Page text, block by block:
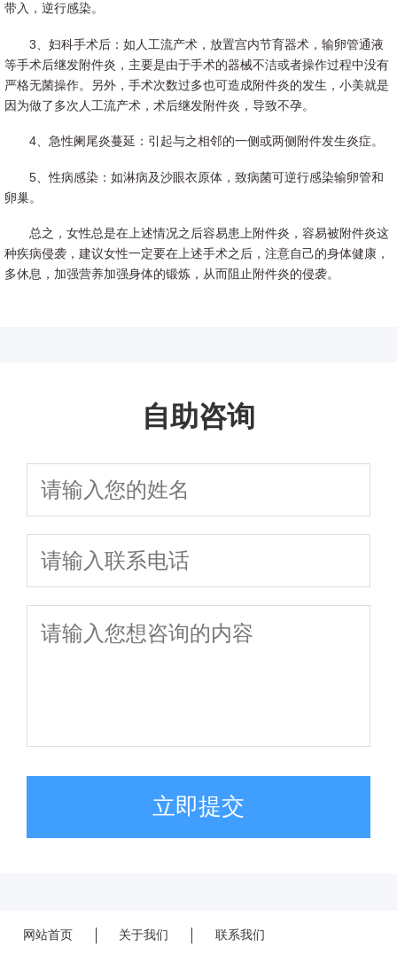
带入，逆行感染。
3、妇科手术后：如人工流产术，放置宫内节育器术，输卵管通液
等手术后继发附件炎，主要是由于手术的器械不洁或者操作过程中没有
严格无菌操作。另外，手术次数过多也可造成附件炎的发生，小美就是
因为做了多次人工流产术，术后继发附件炎，导致不孕。
4、急性阑尾炎蔓延：引起与之相邻的一侧或两侧附件发生炎症。
5、性病感染：如淋病及沙眼衣原体，致病菌可逆行感染输卵管和
卵巢。
总之，女性总是在上述情况之后容易患上附件炎，容易被附件炎这
种疾病侵袭，建议女性一定要在上述手术之后，注意自己的身体健康，
多休息，加强营养加强身体的锻炼，从而阻止附件炎的侵袭。
自助咨询
立即提交
网站首页 关于我们 联系我们